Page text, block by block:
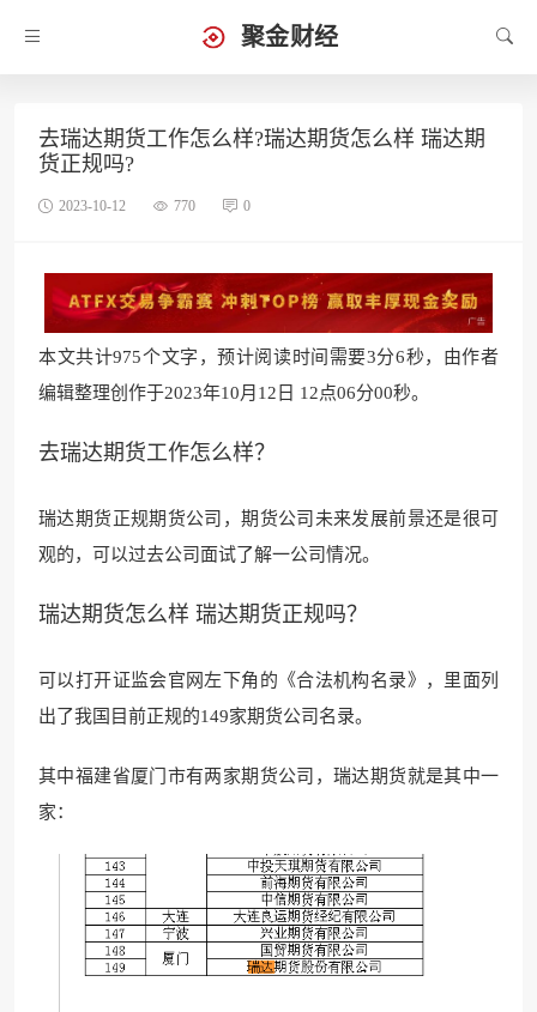
聚金财经
去瑞达期货工作怎么样?瑞达期货怎么样 瑞达期
货正规吗?
2023-10-12 770 0
本文共计975个文字，预计阅读时间需要3分6秒，由作者
编辑整理创作于2023年10月12日 12点06分00秒。
去瑞达期货工作怎么样？
瑞达期货正规期货公司，期货公司未来发展前景还是很可
观的，可以过去公司面试了解一公司情况。
瑞达期货怎么样 瑞达期货正规吗？
可以打开证监会官网左下角的《合法机构名录》，里面列
出了我国目前正规的149家期货公司名录。
其中福建省厦门市有两家期货公司，瑞达期货就是其中一
家：